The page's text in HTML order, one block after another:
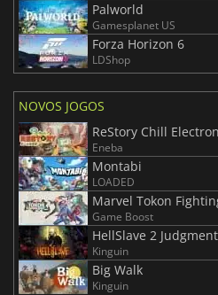
Palworld
Gamesplanet US
Forza Horizon 6
LDShop
NOVOS JOGOS
ReStory Chill
Eneba
Montabi
LOADED
Marvel Tokon
Game Boost
HellSlave 2
Kinguin
Big Walk
Kinguin